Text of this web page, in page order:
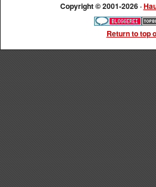
Copyright © 2001-2026 ·
Return to top